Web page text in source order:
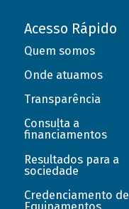
Acesso Rápido
Quem somos
Onde atuamos
Transparência
Consulta a
financiamentos
Resultados para a
sociedade
Credenciamento de
Equipamentos